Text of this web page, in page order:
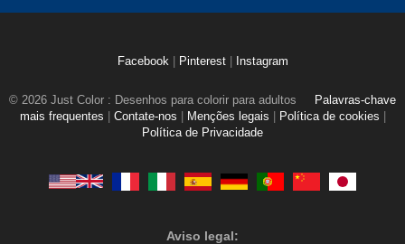
Facebook Pinterest Instagram
© 2026 Just Color : Desenhos para colorir para adultos
Palavras-chave
mais frequentes
Contate-nos Menções legais Política de cookies
Política de Privacidade
Aviso legal: